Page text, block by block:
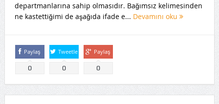
departmanlarına sahip olmasıdır. Bağımsız kelimesinden
ne kastettiğimi de aşağıda ifade e... Devamını oku
Paylaş
0
Tweetle
0
Paylaş
0